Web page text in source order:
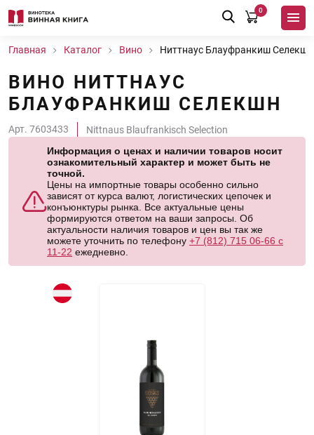
0
Главная Каталог Вино Ниттнаус Блауфранкиш Селекшн
ВИНО НИТТНАУС
БЛАУФРАНКИШ СЕЛЕКШН
Арт. 7603433
Nittnaus Blaufrankisch Selection
Информация о ценах и наличии товаров носит
ознакомительный характер и может быть не
точной.
Цены на импортные товары особенно сильно
зависят от курса валют, логистических цепочек и
конъюнктуры рынка. Все актуальные цены
формируются ответом на ваши запросы. Об
актуальности наличия товаров и цен вы так же
можете уточнить по телефону +7 (812) 715 06-66 с
11-22 ежедневно.